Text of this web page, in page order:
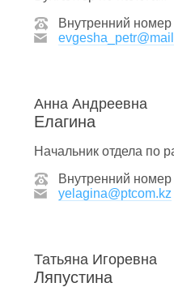
Внутренний номер
Анна Андреевна
Елагина
Начальник отдела по
Внутренний номер
yelagina@ptcom.kz
Татьяна Игоревна
Ляпустина